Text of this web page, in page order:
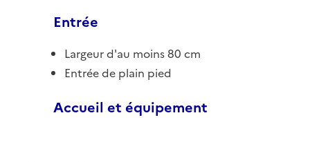
Entrée
Largeur d'au moins 80 cm
Entrée de plain pied
Accueil et équipement